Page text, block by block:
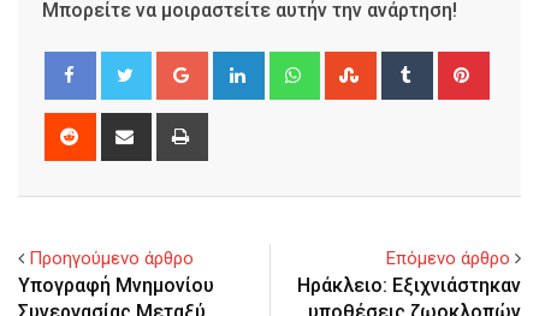
Μπορείτε να μοιραστείτε αυτήν την ανάρτηση!
Google+ LinkedIn WhatsappStumbleUpon
Tumblr
Reddit
Share
Προηγούμενο άρθρο
Υπογραφή Μνημονίου
Επόμενο άρθρο
Ηράκλειο: Εξιχνιάστηκαν